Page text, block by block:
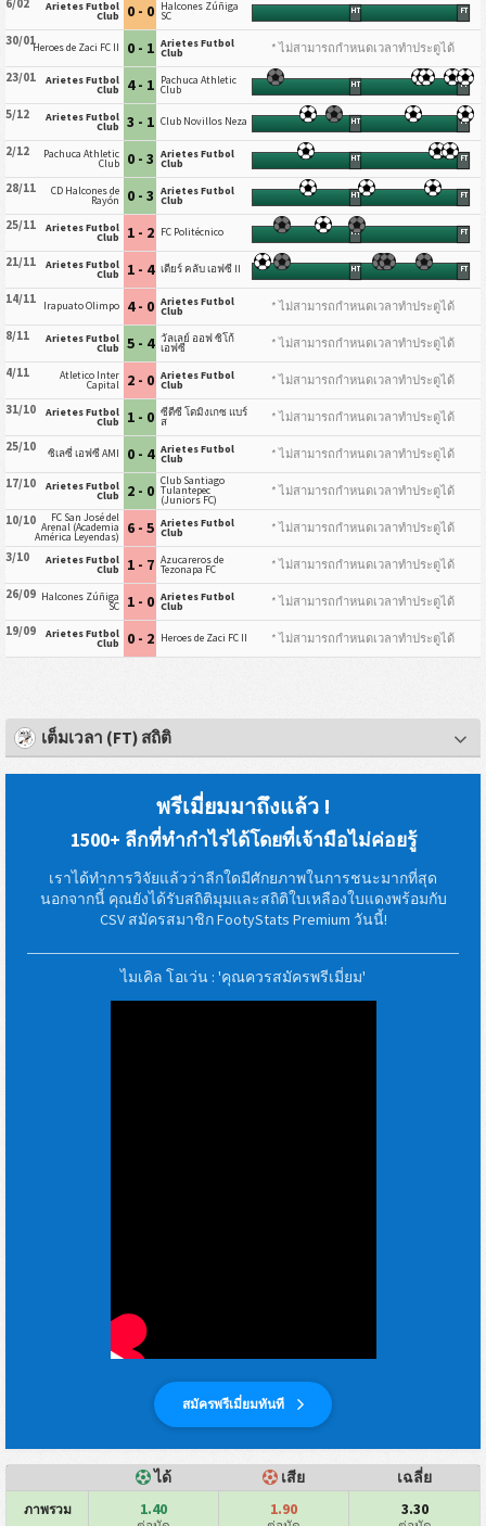
6/02 Arietes Futbol
Club 0 - 0 Halcones Zúñiga
SC HT FT
30/01Heroes de Zaci FC II 0 - 1 Arietes Futbol
Club
* ไม่สามารถกำหนดเวลาทำประตูได้
23/01
Arietes Futbol
Club 4 - 1 Pachuca Athletic
Club HT FT
5/12 Arietes Futbol
Club 3 - 1 Club Novillos Neza HT FT
2/12 Pachuca Athletic
Club 0 - 3 Arietes Futbol
Club HT FT
28/11 CD Halcones de
Rayón 0 - 3 Arietes Futbol
Club HT FT
25/11 Arietes Futbol
Club 1 - 2 FC Politécnico HT FT
21/11 Arietes Futbol
Club 1 - 4 เดียร์ คลับ เอฟซี II HT FT
14/11 Irapuato Olimpo 4 - 0 Arietes Futbol
Club
* ไม่สามารถกำหนดเวลาทำประตูได้
8/11
Arietes Futbol
Club 5 - 4 วัลเลย์ ออฟ ซิโก้
เอฟซี
* ไม่สามารถกำหนดเวลาทำประตูได้
4/11
Atletico Inter
Capital 2 - 0 Arietes Futbol
Club
* ไม่สามารถกำหนดเวลาทำประตูได้
31/10
Arietes Futbol
Club 1 - 0 ซีดีซี โดมิงเกซ แบร์
ส
* ไม่สามารถกำหนดเวลาทำประตูได้
25/10
ซิเลซี่ เอฟซี AMI 0 - 4 Arietes Futbol
Club
* ไม่สามารถกำหนดเวลาทำประตูได้
17/10
Arietes Futbol
Club 2 - 0 Club Santiago
Tulantepec
(Juniors FC)
* ไม่สามารถกำหนดเวลาทำประตูได้
10/10
FC San José del
Arenal (Academia
América Leyendas) 6 - 5 Arietes Futbol
Club
* ไม่สามารถกำหนดเวลาทำประตูได้
3/10
Arietes Futbol
Club 1 - 7 Azucareros de
Tezonapa FC
* ไม่สามารถกำหนดเวลาทำประตูได้
26/09 Halcones Zúñiga
SC 1 - 0 Arietes Futbol
Club
* ไม่สามารถกำหนดเวลาทำประตูได้
19/09
Arietes Futbol
Club 0 - 2 Heroes de Zaci FC II * ไม่สามารถกำหนดเวลาทำประตูได้
เต็มเวลา (FT) สถิติ
พรีเมี่ยมมาถึงแล้ว !
1500+ ลีกที่ทำกำไรได้โดยที่เจ้ามือไม่ค่อยรู้
เราได้ทำการวิจัยแล้วว่าลีกใดมีศักยภาพในการชนะมากที่สุด
นอกจากนี้ คุณยังได้รับสถิติมุมและสถิติใบเหลืองใบแดงพร้อมกับ
CSV สมัครสมาชิก FootyStats Premium วันนี้!
สมัครพรีเมี่ยมทันที
ไมเคิล โอเว่น : 'คุณควรสมัครพรีเมี่ยม'
ได้ เสีย เฉลี่ย
ภาพรวม 1.40 1.90 3.30